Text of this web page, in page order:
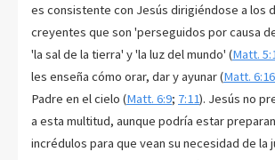
es consistente con Jesús dirigiéndose a los
creyentes que son 'perseguidos por causa
'la sal de la tierra' y 'la luz del mundo' (Matt.
les enseña cómo orar, dar y ayunar (Matt.
Padre en el cielo (Matt. 6:9; 7:11). Jesús no
a esta multitud, aunque podría estar
incrédulos para que vean su necesidad de la